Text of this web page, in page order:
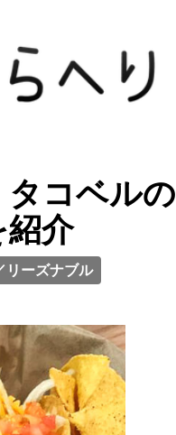
コベルの
介
リーズナブル